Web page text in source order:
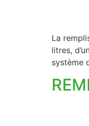
La
litres,
système